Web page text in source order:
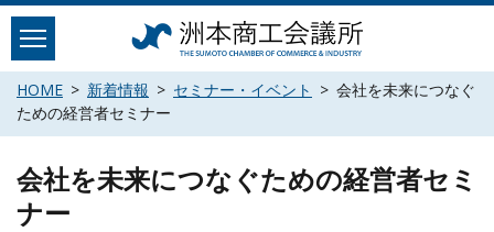
Skip
content
HOME 新着情報 セミナー・イベント
会社を未来につなぐ
ための経営者セミナー
会社を未来につなぐための経営者セミ
ナー